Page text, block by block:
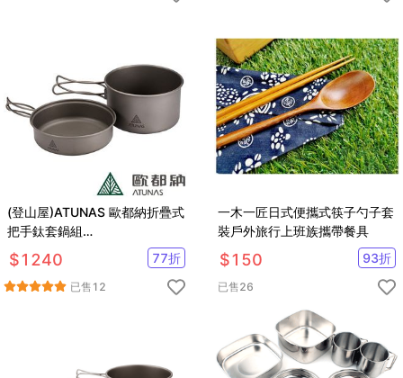
(登山屋)ATUNAS 歐都納折疊式
把手鈦套鍋組
(800ML+400ML)A2ACBB11N
$1240 77折
已售 12
一木一匠日式便攜式筷子勺子套
裝戶外旅行上班族攜帶餐具
$150 93折
已售26